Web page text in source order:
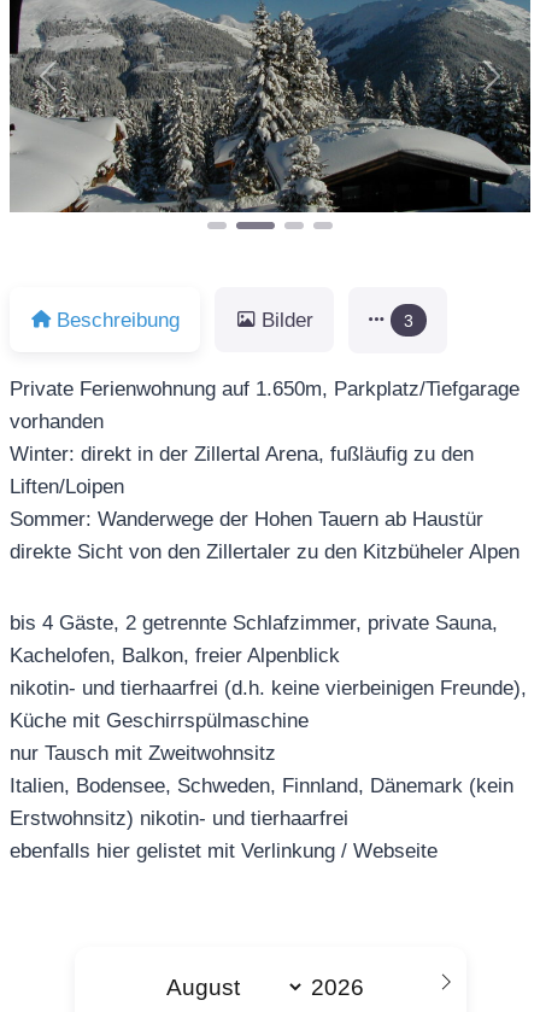
Vorheriges
Beschreibung Bilder 3
Private Ferienwohnung auf 1.650m, Parkplatz/Tiefgarage
vorhanden
Winter: direkt in der Zillertal Arena, fußläufig zu den
Liften/Loipen
Sommer: Wanderwege der Hohen Tauern ab Haustür
direkte Sicht von den Zillertaler zu den Kitzbüheler Alpen
bis 4 Gäste, 2 getrennte Schlafzimmer, private Sauna,
Kachelofen, Balkon, freier Alpenblick
nikotin- und tierhaarfrei (d.h. keine vierbeinigen Freunde),
Küche mit Geschirrspülmaschine
nur Tausch mit Zweitwohnsitz
Italien, Bodensee, Schweden, Finnland, Dänemark (kein
Erstwohnsitz) nikotin- und tierhaarfrei
ebenfalls hier gelistet mit Verlinkung / Webseite